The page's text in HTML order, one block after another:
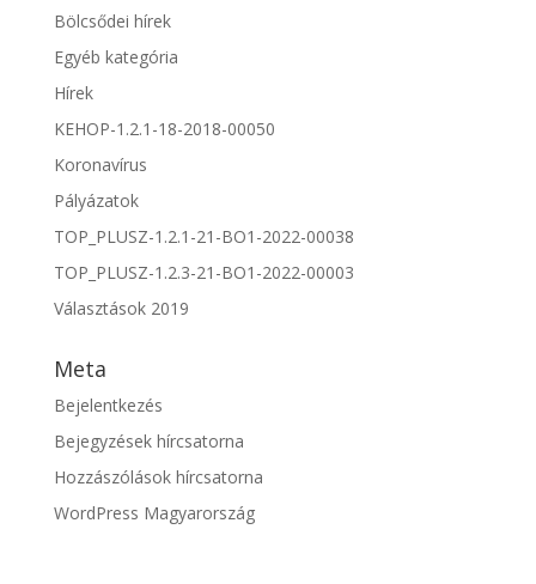
Bölcsődei hírek
Egyéb kategória
Hírek
KEHOP-1.2.1-18-2018-00050
Koronavírus
Pályázatok
TOP_PLUSZ-1.2.1-21-BO1-2022-00038
TOP_PLUSZ-1.2.3-21-BO1-2022-00003
Választások 2019
Meta
Bejelentkezés
Bejegyzések hírcsatorna
Hozzászólások hírcsatorna
WordPress Magyarország